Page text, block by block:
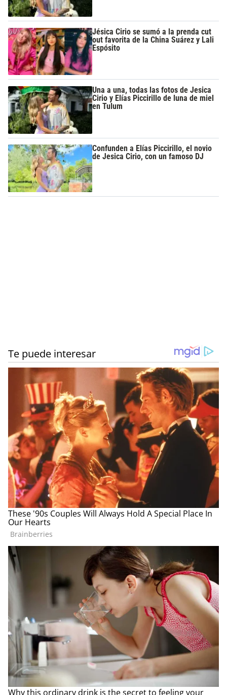
Jésica Cirio se sumó a la prenda cut
out favorita de la China Suárez y Lali
Espósito
Una a una, todas las fotos de Jesica
Cirio y Elías Piccirillo de luna de miel
en Tulum
Confunden a Elías Piccirillo, el novio
de Jesica Cirio, con un famoso DJ